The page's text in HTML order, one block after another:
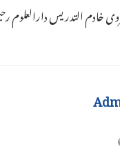
دارالعلوم رحیمیہ پیلیر